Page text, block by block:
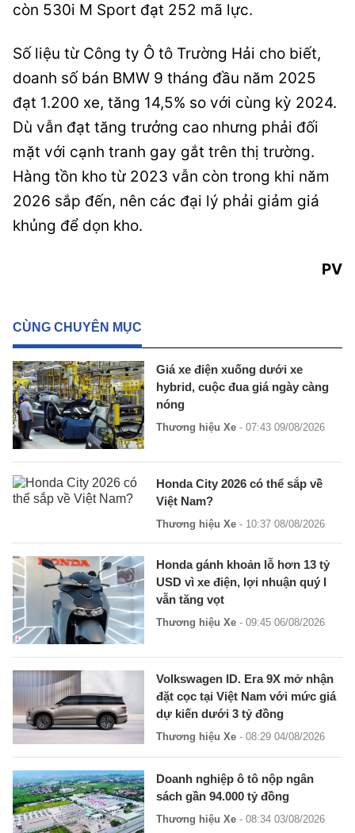
còn 530i M Sport đạt 252 mã lực.
Số liệu từ Công ty Ô tô Trường Hải cho biết,
doanh số bán BMW 9 tháng đầu năm 2025
đạt 1.200 xe, tăng 14,5% so với cùng kỳ 2024.
Dù vẫn đạt tăng trưởng cao nhưng phải đối
mặt với cạnh tranh gay gắt trên thị trường.
Hàng tồn kho từ 2023 vẫn còn trong khi năm
2026 sắp đến, nên các đại lý phải giảm giá
khủng để dọn kho.
PV
CÙNG CHUYÊN MỤC
Giá xe điện xuống dưới xe
hybrid, cuộc đua giá ngày càng
nóng
Thương hiệu Xe - 07:43 09/08/2026
Honda City 2026 có thể sắp về
Việt Nam?
Thương hiệu Xe - 10:37 08/08/2026
Honda gánh khoản lỗ hơn 13 tỷ
USD vì xe điện, lợi nhuận quý I
vẫn tăng vọt
Thương hiệu Xe - 09:45 06/08/2026
Volkswagen ID. Era 9X mở nhận
đặt cọc tại Việt Nam với mức giá
dự kiến dưới 3 tỷ đồng
Thương hiệu Xe - 08:29 04/08/2026
Doanh nghiệp ô tô nộp ngân
sách gần 94.000 tỷ đồng
Thương hiệu Xe - 08:34 03/08/2026